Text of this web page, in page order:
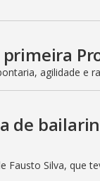
agilidade e
de
Silva, que